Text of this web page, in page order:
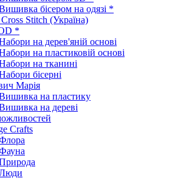
бісером на одязі *
Stitch (Україна)
*
на дерев'яній основі
на пластиковій основі
на тканині
бісерні
Марія
на пластику
на дереві
Crafts